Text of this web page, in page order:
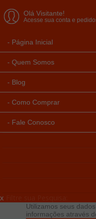
Olá Visitante!
Acesse sua conta e
Página Inicial
Quem Somos
Blog
Como Comprar
Fale Conosco
x
Utilizamos seus
informações através